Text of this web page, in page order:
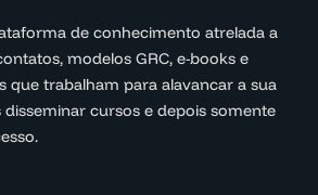
de conhecimento atrelada a
modelos GRC, e-books e
que trabalham para alavancar a sua
cursos e depois somente